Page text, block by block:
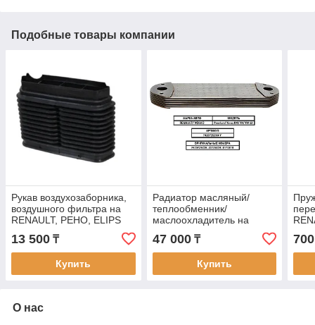
Подобные товары компании
Рукав воздухозаборника,
воздушного фильтра на
RENAULT, РЕНО, ELIPS
13 500 ₸
Купить
Радиатор масляный/
теплообменник/
маслоохладитель на
RENAULT/ VOLVO, РЕНО,
BZT 7420729259-Y
47 000₸
Купить
700
О нас